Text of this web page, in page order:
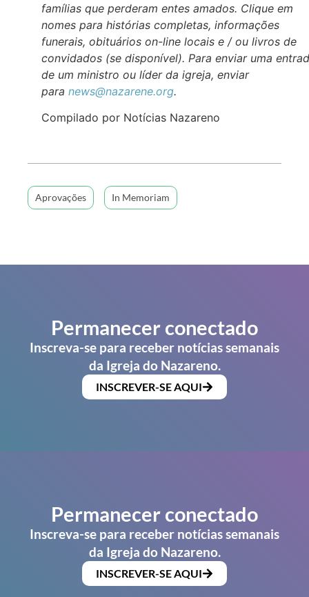
famílias que perderam entes amados. Clique em
nomes para histórias completas, informações
funerais, obituários on-line locais e / ou livros de
convidados (se disponível). Para enviar uma
de um ministro ou líder da igreja, enviar
para news@nazarene.org.
Compilado por Notícias Nazareno
Aprovações In Memoriam
Permanecer conectado
Inscreva-se para receber notícias semanais
da Igreja do Nazareno.
INSCREVER-SE AQUI
Permanecer conectado
Inscreva-se para receber notícias semanais
da Igreja do Nazareno.
INSCREVER-SE AQUI